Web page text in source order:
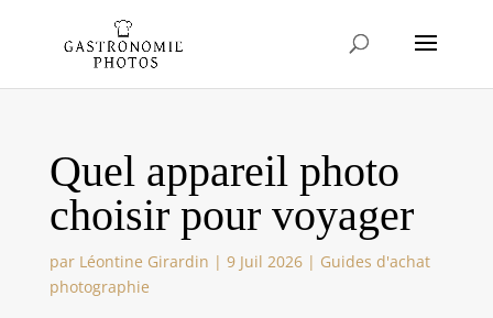
Quel appareil photo
choisir pour voyager
par Léontine Girardin | 9 Juil 2026| Guides d'achat
photographie